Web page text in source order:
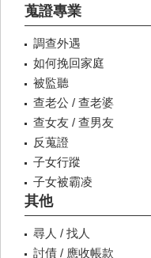
蒐證專業
調查外遇
如何挽回家庭
被監聽
查老公 / 查老婆
查女友 / 查男友
反蒐證
子女行蹤
子女被霸凌
其他
尋人 / 找人
討債 / 應收帳款